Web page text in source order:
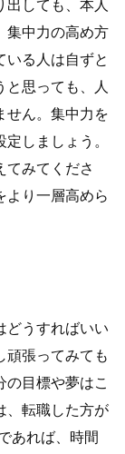
出しても、本人
集中力の高め方
いる人は自ずと
と思っても、人
せん。集中力を
しましょう。
てみてくださ
より一層高めら
どうすればいい
頑張ってみても
の目標や夢はこ
、転職した方が
あれば、時間